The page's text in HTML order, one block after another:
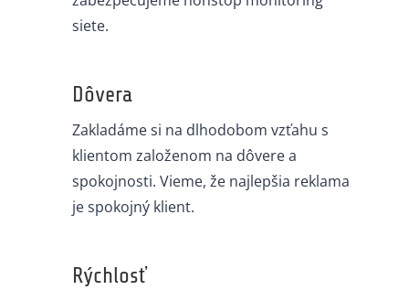
siete.
Dôvera
Zakladáme si na dlhodobom vzťahu s
klientom založenom na dôvere a
spokojnosti. Vieme, že najlepšia reklama
je spokojný klient.
Rýchlosť